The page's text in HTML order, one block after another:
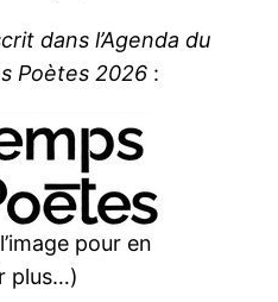
dans l’Agenda du
Poètes 2026:
pour en
plus…)